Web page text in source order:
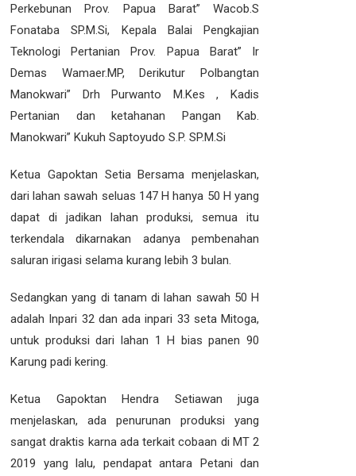
Perkebunan Prov. Papua Barat” Wacob.S
Fonataba SP.M.Si, Kepala Balai Pengkajian
Teknologi Pertanian Prov. Papua Barat” Ir
Demas Wamaer.MP, Derikutur Polbangtan
Manokwari” Drh Purwanto M.Kes , Kadis
Pertanian dan ketahanan Pangan Kab.
Manokwari” Kukuh Saptoyudo S.P. SP.M.Si
Ketua Gapoktan Setia Bersama menjelaskan,
dari lahan sawah seluas 147 H hanya 50 H yang
dapat di jadikan lahan produksi, semua itu
terkendala dikarnakan adanya pembenahan
saluran irigasi selama kurang lebih 3 bulan.
Sedangkan yang di tanam di lahan sawah 50 H
adalah Inpari 32 dan ada inpari 33 seta Mitoga,
untuk produksi dari lahan 1 H bias panen 90
Karung padi kering.
Ketua Gapoktan Hendra Setiawan juga
menjelaskan, ada penurunan produksi yang
sangat draktis karna ada terkait cobaan di MT 2
2019 yang lalu, pendapat antara Petani dan